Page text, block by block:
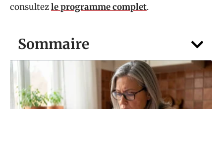
Sommaire
consultezle programme complet.